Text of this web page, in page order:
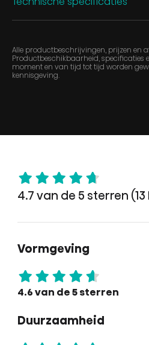
Alle productbeschrijvingen, prijzen en
Productbeschikbaarheid, specificaties
moment en van tijd tot tijd worden
kennisgeving.
4.7 van de 5 sterren
Vormgeving
4.6 van de 5 sterren
Duurzaamheid